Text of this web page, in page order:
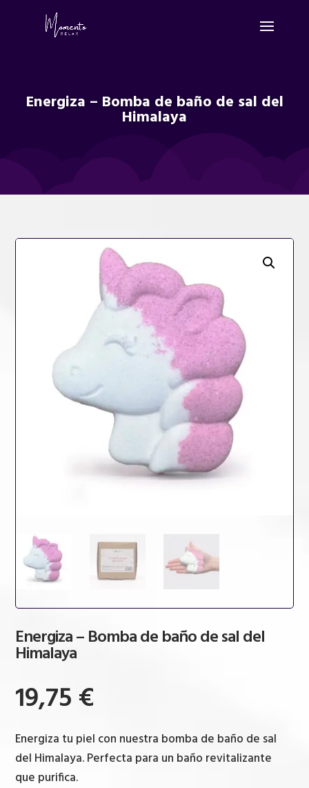
Energiza – Bomba de baño de sal del
Himalaya
Energiza – Bomba de baño de sal del
Himalaya
19,75€
Energiza tu piel con nuestra bomba de baño de sal
del Himalaya. Perfecta para un baño revitalizante
que purifica.